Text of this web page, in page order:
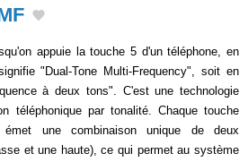
appuie la touche 5 d'un téléphone, en
"Dual-Tone Multi-Frequency", soit en
à deux tons". C'est une technologie
téléphonique par tonalité. Chaque touche
émet une combinaison unique de deux
et une haute), ce qui permet au système